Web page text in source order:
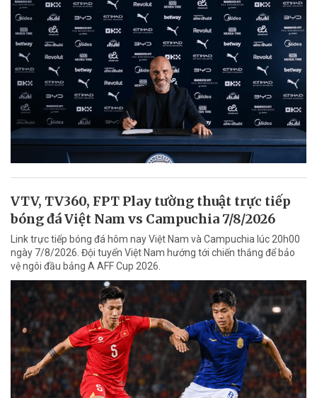
VTV, TV360, FPT Play tường thuật trực tiếp
bóng đá Việt Nam vs Campuchia 7/8/2026
Link trực tiếp bóng đá hôm nay Việt Nam và Campuchia lúc 20h00
ngày 7/8/2026. Đội tuyển Việt Nam hướng tới chiến thắng để bảo
vệ ngôi đầu bảng A AFF Cup 2026.